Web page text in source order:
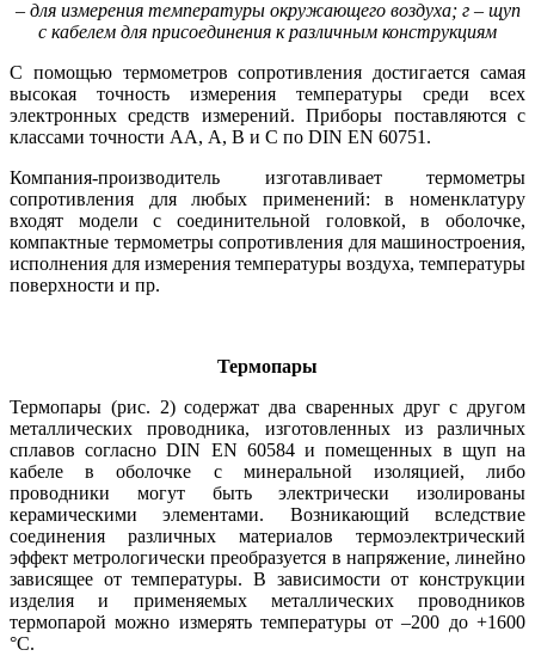
– для измерения температуры окружающего воздуха; г – щуп
с кабелем для присоединения к различным конструкциям
С помощью термометров сопротивления достигается самая
высокая точность измерения температуры среди всех
электронных средств измерений. Приборы поставляются с
классами точности AA, А, В и C по DIN EN 60751.
Компания-производитель изготавливает термометры
сопротивления для любых применений: в номенклатуру
входят модели с соединительной головкой, в оболочке,
компактные термометры сопротивления для машиностроения,
исполнения для измерения температуры воздуха, температуры
поверхности и пр.
Термопары
Термопары (рис. 2) содержат два сваренных друг с другом
металлических проводника, изготовленных из различных
сплавов согласно DIN EN 60584 и помещенных в щуп на
кабеле в оболочке с минеральной изоляцией, ли­бо
проводники могут быть электрически изолированы
керамическими элементами. Возникающий вследствие
соединения различных материалов термоэлектрический
эффект метрологически преобразуется в напряжение, линейно
зависящее от температуры. В зависимости от конструкции
изделия и применяемых металлических проводников
термопарой можно измерять температуры от –200 до +1600
°C.